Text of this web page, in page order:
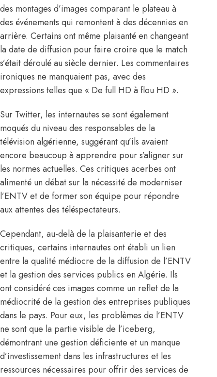
des montages d’images comparant le plateau à
des événements qui remontent à des décennies en
arrière. Certains ont même plaisanté en changeant
la date de diffusion pour faire croire que le match
s’était déroulé au siècle dernier. Les commentaires
ironiques ne manquaient pas, avec des
expressions telles que « De full HD à flou HD ».
Sur Twitter, les internautes se sont également
moqués du niveau des responsables de la
télévision algérienne, suggérant qu’ils avaient
encore beaucoup à apprendre pour s’aligner sur
les normes actuelles. Ces critiques acerbes ont
alimenté un débat sur la nécessité de moderniser
l’ENTV et de former son équipe pour répondre
aux attentes des téléspectateurs.
Cependant, au-delà de la plaisanterie et des
critiques, certains internautes ont établi un lien
entre la qualité médiocre de la diffusion de l’ENTV
et la gestion des services publics en Algérie. Ils
ont considéré ces images comme un reflet de la
médiocrité de la gestion des entreprises publiques
dans le pays. Pour eux, les problèmes de l’ENTV
ne sont que la partie visible de l’iceberg,
démontrant une gestion déficiente et un manque
d’investissement dans les infrastructures et les
ressources nécessaires pour offrir des services de